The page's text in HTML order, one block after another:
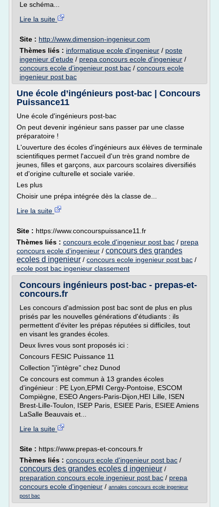
Le schéma...
Lire la suite
Site : http://www.dimension-ingenieur.com
Thèmes liés : informatique ecole d'ingenieur / poste
ingenieur d'etude / prepa concours ecole d'ingenieur /
concours ecole d'ingenieur post bac / concours ecole
ingenieur post bac
Une école d’ingénieurs post-bac | Concours
Puissance11
Une école d'ingénieurs post-bac
On peut devenir ingénieur sans passer par une classe
préparatoire !
L'ouverture des écoles d'ingénieurs aux élèves de terminale
scientifiques permet l'accueil d'un très grand nombre de
jeunes, filles et garçons, aux parcours scolaires diversifiés
et d'origine culturelle et sociale variée.
Les plus
Choisir une prépa intégrée dès la classe de...
Lire la suite
Site : https://www.concourspuissance11.fr
Thèmes liés : concours ecole d'ingenieur post bac / prepa
concours ecole d'ingenieur / concours des grandes
ecoles d ingenieur / concours ecole ingenieur post bac /
ecole post bac ingenieur classement
Concours ingénieurs post-bac - prepas-et-
concours.fr
Les concours d'admission post bac sont de plus en plus
prisés par les nouvelles générations d'étudiants : ils
permettent d'éviter les prépas réputées si difficiles, tout
en visant les grandes écoles.
Deux livres vous sont proposés ici :
Concours FESIC Puissance 11
Collection "j'intègre" chez Dunod
Ce concours est commun à 13 grandes écoles
d'ingénieur : PE Lyon,EPMI Cergy-Pontoise, ESCOM
Compiègne, ESEO Angers-Paris-Dijon,HEI Lille, ISEN
Brest-Lille-Toulon, ISEP Paris, ESIEE Paris, ESIEE Amiens
LaSalle Beauvais et...
Lire la suite
Site : https://www.prepas-et-concours.fr
Thèmes liés : concours ecole d'ingenieur post bac /
concours des grandes ecoles d ingenieur /
preparation concours ecole ingenieur post bac / prepa
concours ecole d'ingenieur / annales concours ecole ingenieur
post bac